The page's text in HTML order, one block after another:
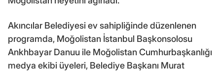
Akıncılar Belediyesi ev sahipliğinde düzenlenen
programda, Moğolistan İstanbul Başkonsolosu
Ankhbayar Danuu ile Moğolistan Cumhurbaşkanlığı
medya ekibi üyeleri, Belediye Başkanı Murat